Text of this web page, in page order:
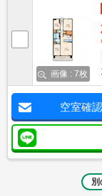
画像 : 7枚
空室確認
別